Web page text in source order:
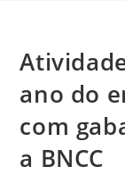
ano do
com
a BNCC